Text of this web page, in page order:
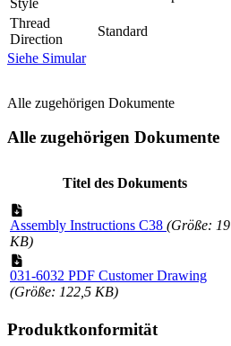
Thread
Direction
Standard
Siehe Simular
Alle zugehörigen Dokumente
Alle zugehörigen Dokumente
Titel des Dokuments
Assembly Instructions C38 (Größe: 19
KB)
031-6032 PDF Customer Drawing
(Größe: 122,5 KB)
Produktkonformität